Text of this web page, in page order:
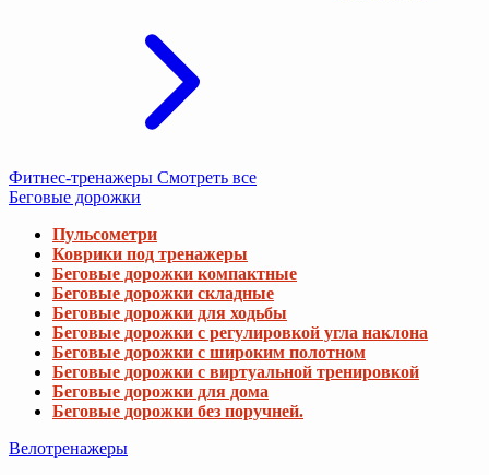
Фитнес-тренажеры Смотреть все
Беговые дорожки
Пульсометри
Коврики под тренажеры
Беговые дорожки компактные
Беговые дорожки складные
Беговые дорожки для ходьбы
Беговые дорожки с регулировкой угла наклона
Беговые дорожки с широким полотном
Беговые дорожки с виртуальной тренировкой
Беговые дорожки для дома
Беговые дорожки без поручней.
Велотренажеры